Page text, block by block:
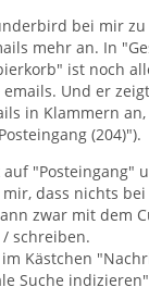
bei mir
mehr an. In
ist noch
Und er
in Klammern
(204)").
"Posteingang"
dass nichts
zwar mit dem
schreiben.
Kästchen
Suche